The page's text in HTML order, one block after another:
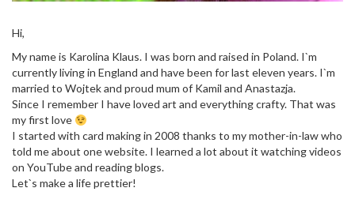
Hi,
My name is Karolina Klaus. I was born and raised in Poland. I`m
currently living in England and have been for last eleven years. I`m
married to Wojtek and proud mum of Kamil and Anastazja.
Since I remember I have loved art and everything crafty. That was
my first love
I started with card making in 2008 thanks to my mother-in-law who
told me about one website. I learned a lot about it watching videos
on YouTube and reading blogs.
Let`s make a life prettier!